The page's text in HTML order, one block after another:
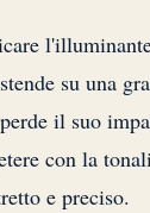
su una
il suo
con la
e preciso.